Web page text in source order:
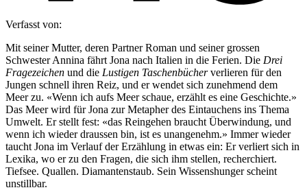
Verfasst von:
Mit seiner Mutter, deren Partner Roman und seiner grossen
Schwester Annina fährt Jona nach Italien in die Ferien. Die Drei
Fragezeichen und die Lustigen Taschenbücherverlieren für den
Jungen schnell ihren Reiz, und er wendet sich zunehmend dem
Meer zu. «Wenn ich aufs Meer schaue, erzählt es eine Geschichte.»
Das Meer wird für Jona zur Metapher des Eintauchens ins Thema
Umwelt. Er stellt fest: «das Reingehen braucht Überwindung, und
wenn ich wieder draussen bin, ist es unangenehm.» Immer wieder
taucht Jona im Verlauf der Erzählung in etwas ein: Er verliert sich in
Lexika, wo er zu den Fragen, die sich ihm stellen, recherchiert.
Tiefsee. Quallen. Diamantenstaub. Sein Wissenshunger scheint
unstillbar.